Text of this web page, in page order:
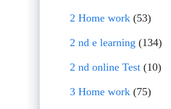
2 Home work(53)
2 nd e learning (134)
2 nd online Test(10)
3 Home work(75)